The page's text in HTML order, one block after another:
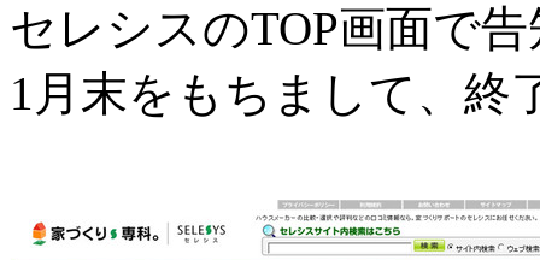
セレシスのTOP画面で
1月末をもちまして、終